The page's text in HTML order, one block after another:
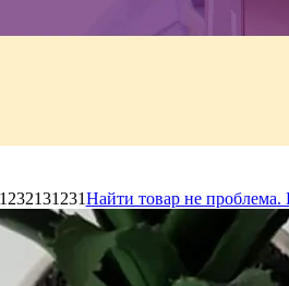
Найти товар не проблема.